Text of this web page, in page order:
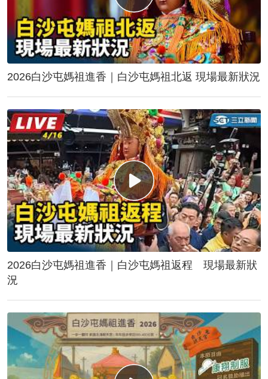
2026白沙屯媽祖進香｜白沙屯媽祖北返 現場最新狀況
2026白沙屯媽祖進香｜白沙屯媽祖返程 現場最新狀
況